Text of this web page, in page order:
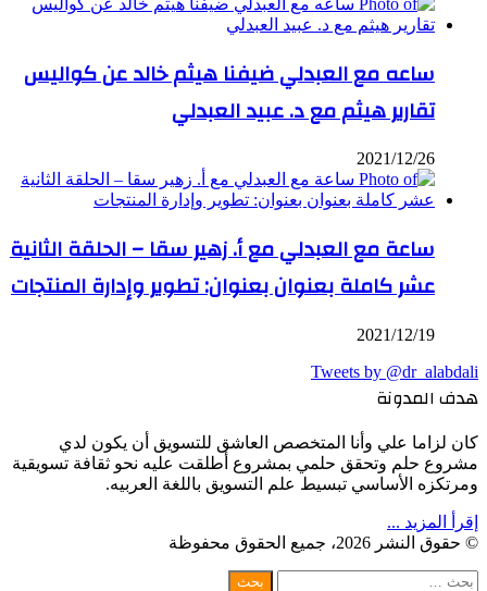
ساعه مع العبدلي ضيفنا هيثم خالد عن كواليس
تقارير هيثم مع د. عبيد العبدلي
2021/12/26
ساعة مع العبدلي مع أ. زهير سقا – الحلقة الثانية
عشر كاملة بعنوان بعنوان: تطوير وإدارة المنتجات
2021/12/19
Tweets by @dr_alabdali
هدف المدونة
كان لزاما علي وأنا المتخصص العاشق للتسويق أن يكون لدي
مشروع حلم وتحقق حلمي بمشروع أطلقت عليه نحو ثقافة تسويقية
ومرتكزه الأساسي تبسيط علم التسويق باللغة العربيه.
إقرأ المزيد ...
© حقوق النشر 2026، جميع الحقوق محفوظة
Facebook
Twitter
WhatsApp
Telegram
زر
إغلاق
البحث